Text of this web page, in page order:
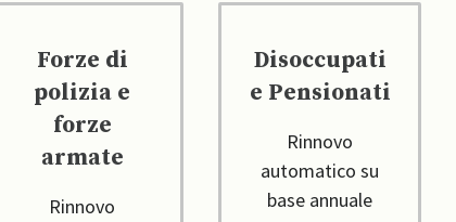
Forze di
polizia e
forze
armate
Rinnovo
Disoccupati
e Pensionati
Rinnovo
automatico su
base annuale